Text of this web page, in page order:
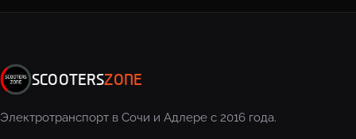
SCOOTERSZONE
Электротранспорт в Сочи и Адлере с 2016 года.